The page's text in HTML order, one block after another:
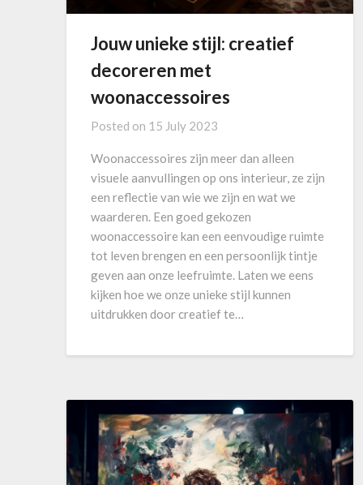
Jouw unieke stijl: creatief
decoreren met
woonaccessoires
Posted on 15 July 2023
Woonaccessoires zijn meer dan alleen
visuele aanvullingen op ons interieur, ze zijn
een reflectie van wie we zijn en wat we
waarderen. Een goed gekozen
woonaccessoire kan een eenvoudige ruimte
tot leven brengen en een persoonlijk tintje
geven aan onze leefruimte. Laten we eens
kijken hoe we onze unieke stijl kunnen
uitdrukken door creatief te…